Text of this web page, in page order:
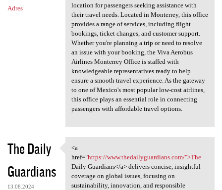
Adres
location for passengers seeking assistance with
their travel needs. Located in Monterrey, this office
provides a range of services, including flight
bookings, ticket changes, and customer support.
Whether you're planning a trip or need to resolve
an issue with your booking, the Viva Aerobus
Airlines Monterrey Office is staffed with
knowledgeable representatives ready to help
ensure a smooth travel experience. As the gateway
to one of Mexico's most popular low-cost airlines,
this office plays an essential role in connecting
passengers with affordable travel options.
The Daily
Guardians
13.08.2024
<a href="https://www
<a
href="https://www.thedailyguardians.com/">The
Daily Guardians</a> delivers concise, insightful
coverage on global issues, focusing on
sustainability, innovation, and responsible